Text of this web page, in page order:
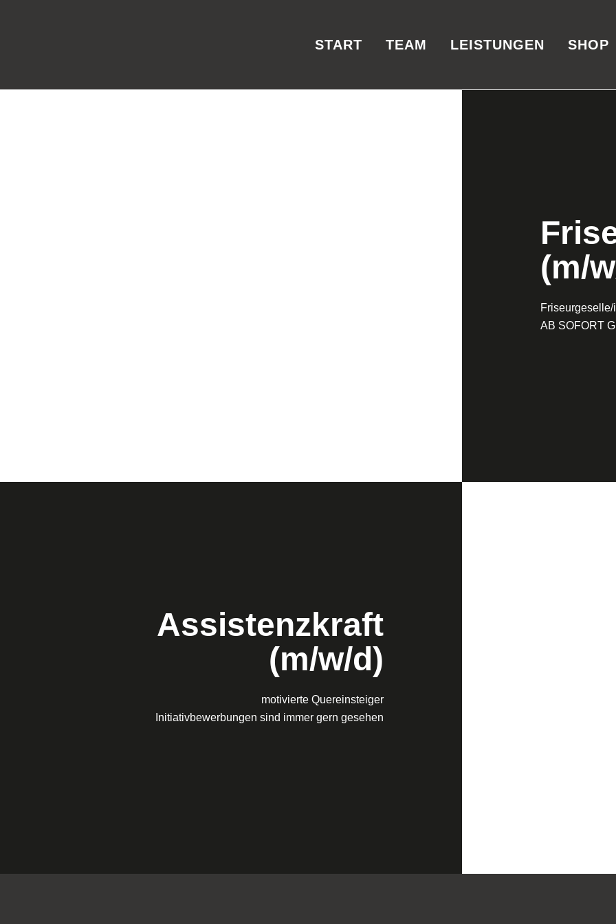
START TEAM LEISTUNGEN SHOP
(m/
AB SOFORT
Assistenzkraft
(m/w/d)
motivierte Quereinsteiger
Initiativbewerbungen sind immer gern gesehen